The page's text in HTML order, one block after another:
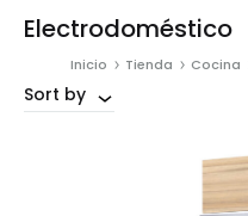
Electrodoméstico
Inicio Tienda Cocina
Sort by